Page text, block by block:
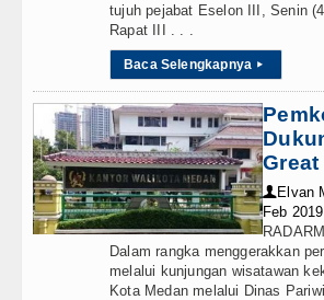
tujuh pejabat Eselon III, Senin
Rapat III . . .
Baca Selengkapnya ▸
Great
👤 Elvan
Feb 2019
Dalam rangka menggerakkan
melalui kunjungan wisatawan
Kota Medan melalui Dinas